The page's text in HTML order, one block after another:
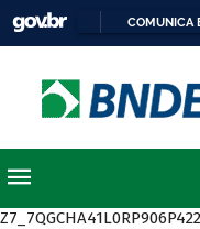
COMUNICA